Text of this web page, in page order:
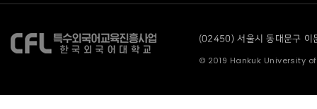
(02450) 서울시 동대문구
© 2019 Hankuk University